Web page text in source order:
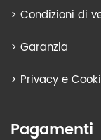
> Condizioni di
> Garanzia
> Privacy e
Pagamenti